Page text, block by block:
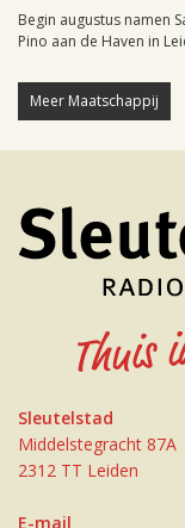
Begin augustus namen
Pino aan de Haven in
Meer Maatschappij
Sleutelstad
Middelstegracht 87A
2312 TT Leiden
E-mail